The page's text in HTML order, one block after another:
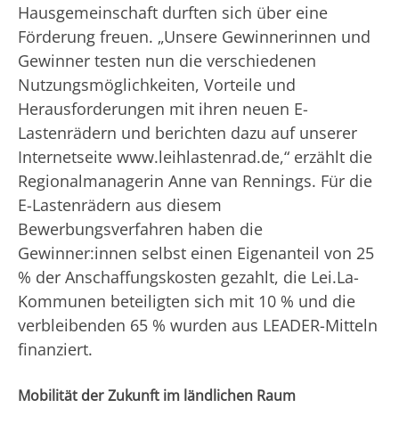
Hausgemeinschaft durften sich über eine
Förderung freuen. „Unsere Gewinnerinnen und
Gewinner testen nun die verschiedenen
Nutzungsmöglichkeiten, Vorteile und
Herausforderungen mit ihren neuen E-
Lastenrädern und berichten dazu auf unserer
Internetseite www.leihlastenrad.de,“ erzählt die
Regionalmanagerin Anne van Rennings. Für die
E-Lastenrädern aus diesem
Bewerbungsverfahren haben die
Gewinner:innen selbst einen Eigenanteil von 25
% der Anschaffungskosten gezahlt, die Lei.La-
Kommunen beteiligten sich mit 10 % und die
verbleibenden 65 % wurden aus LEADER-Mitteln
finanziert.
Mobilität der Zukunft im ländlichen Raum